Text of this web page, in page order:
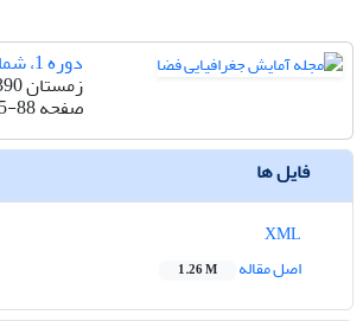
دوره 1، شماره 2 - شماره پیاپی 2
زمستان 1390
صفحه88
فایل ها
اصل مقاله
1.26 M